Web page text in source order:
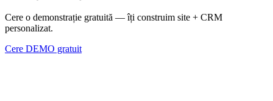
Cere o demonstrație gratuită — îți construim site + CRM
personalizat.
Cere DEMO gratuit